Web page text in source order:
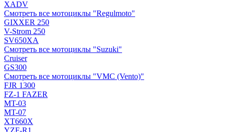
XADV
Смотреть все мотоциклы "Regulmoto"
GIXXER 250
V-Strom 250
SV650XA
Смотреть все мотоциклы "Suzuki"
Cruiser
GS300
Смотреть все мотоциклы "VMC (Vento)"
FJR 1300
FZ-1 FAZER
MT-03
MT-07
XT660X